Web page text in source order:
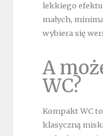
lekkiego efektu
małych,
wybiera się
A
WC?
Kompakt WC
klasyczną